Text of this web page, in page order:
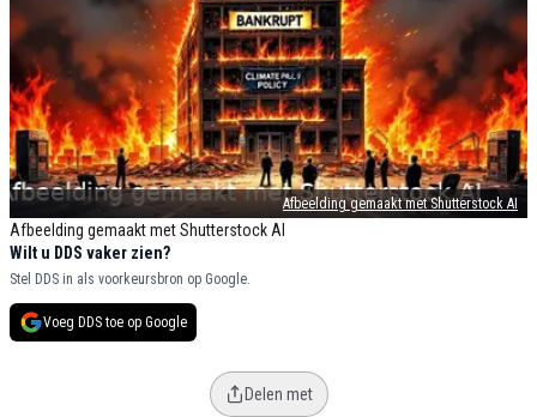
Afbeelding gemaakt met Shutterstock AI
Afbeelding gemaakt met Shutterstock AI
Wilt u DDS vaker zien?
Stel DDS in als voorkeursbron op Google.
Voeg DDS toe op Google
Delen met